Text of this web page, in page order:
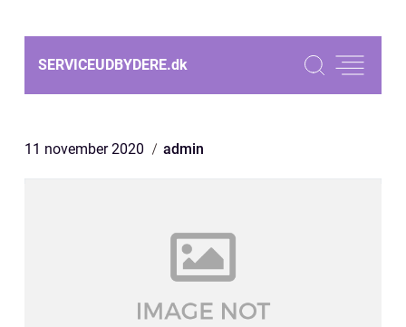
SERVICEUDBYDERE.dk
11 november 2020 admin